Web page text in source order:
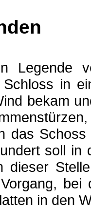
Legende
in
bekam
das
soll
in den